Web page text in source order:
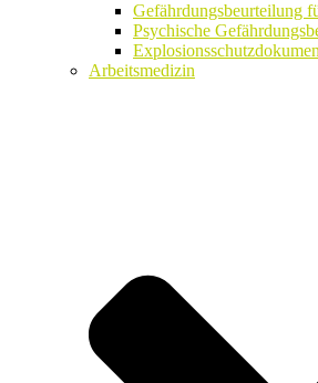
Gefährdungsbeurteilung
Psychische
Arbeitsmedizin